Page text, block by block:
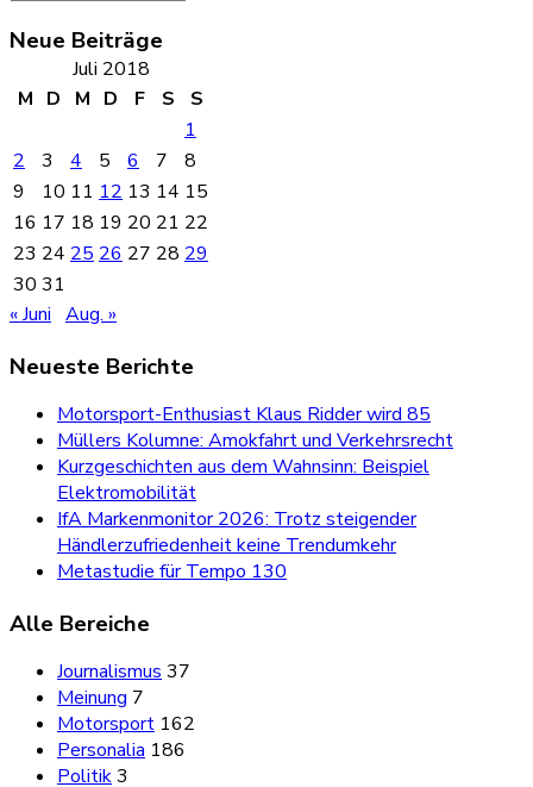
Neue Beiträge
Juli 2018
M D M D F S
S
1
2
3 4 5 6 7
8
9
10 11 12 13 14 15
16 17 18 19 20 21 22
23 24 25 26 27 28 29
30 31
« Juni Aug. »
Neueste Berichte
Motorsport-Enthusiast Klaus Ridder wird 85
Müllers Kolumne: Amokfahrt und Verkehrsrecht
Kurzgeschichten aus dem Wahnsinn: Beispiel
Elektromobilität
IfA Markenmonitor 2026: Trotz steigender
Händlerzufriedenheit keine Trendumkehr
Metastudie für Tempo 130
Alle Bereiche
Journalismus 37
Meinung 7
Motorsport 162
Personalia 186
Politik3